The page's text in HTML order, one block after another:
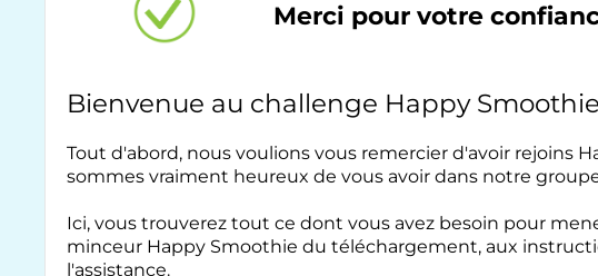
Merci pour votre
Bienvenue au challenge Happy Smoothie
Tout d'abord, nous voulions vous remercier d'avoir rejoins
sommes vraiment heureux de vous avoir dans notre
Ici, vous trouverez tout ce dont vous avez besoin pour
minceur Happy Smoothie du téléchargement, aux
l'assistance.